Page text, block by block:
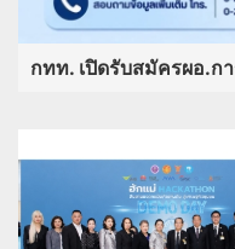
กทท. เปิดรับสมัครผอ.ก